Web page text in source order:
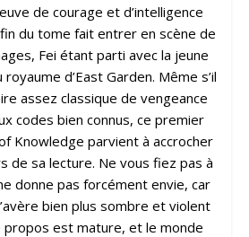
de courage et d’intelligence
du tome fait entrer en scène de
Fei étant parti avec la jeune
d’East Garden. Même s’il
assez classique de vengeance
codes bien connus, ce premier
Knowledge parvient à accrocher
de sa lecture. Ne vous fiez pas à
donne pas forcément envie, car
bien plus sombre et violent
propos est mature, et le monde